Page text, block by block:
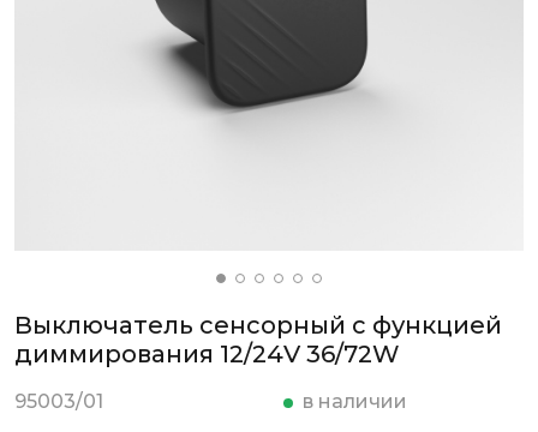
Выключатель сенсорный с функцией
диммирования 12/24V 36/72W
95003/01 в наличии